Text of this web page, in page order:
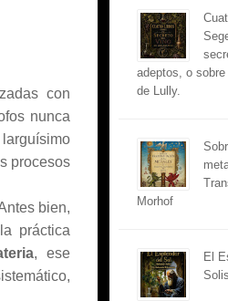
con
nunca
procesos
bien,
práctica
, ese
adeptos, o
de Lully.
Morhof
El